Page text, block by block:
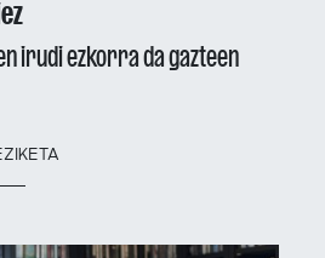
irudi ezkorra da gazteen